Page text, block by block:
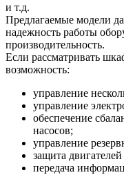
и т.д.
Предлагаемые модели
надежность работы
производительность.
Если рассматривать
возможность:
управление
управление
обеспечение
насосов;
управление
защита
передача